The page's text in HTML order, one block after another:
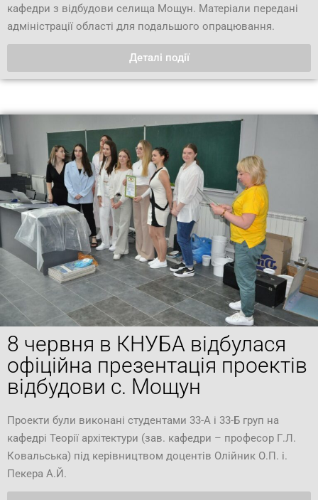
кафедри з відбудови селища Мощун. Матеріали передані
адміністрації області для подальшого опрацювання.
Деталі події
8 червня в КНУБА відбулася
офіційна презентація проектів
відбудови с. Мощун
Проекти були виконані студентами 33-А і 33-Б груп на
кафедрі Теорії архітектури (зав. кафедри – професор Г.Л.
Ковальська) під керівництвом доцентів Олійник О.П. і.
Пекера А.Й.